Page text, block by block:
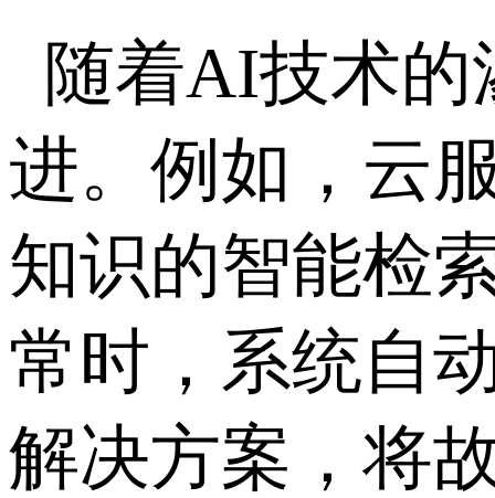
随着AI技术的
进。例如，云
知识的智能检
常时，系统自
解决方案，将